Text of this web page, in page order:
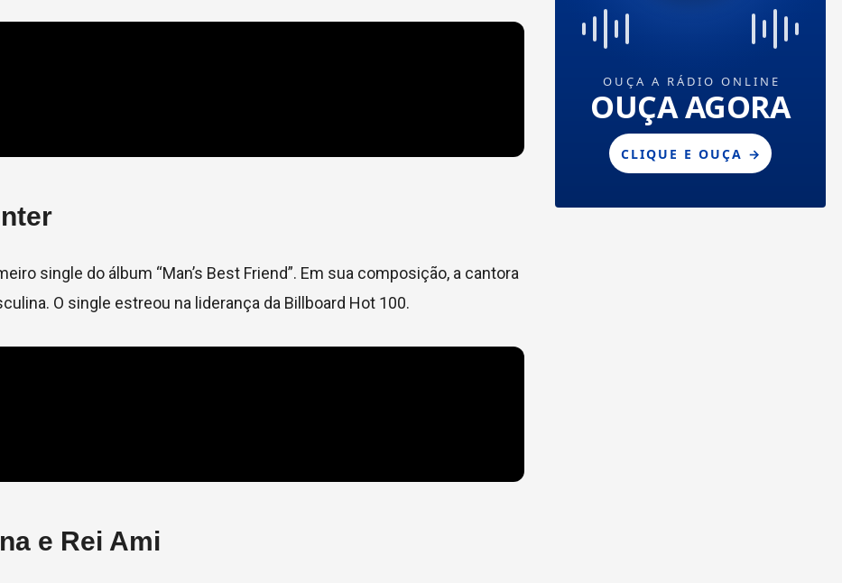
single do álbum “Man’s Best Friend”. Em sua composição, a cantora
O single estreou na liderança da Billboard Hot 100.
e Rei Ami